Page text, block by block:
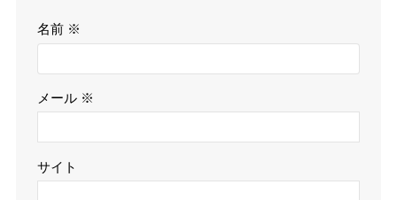
名前 ※
メール ※
サイト